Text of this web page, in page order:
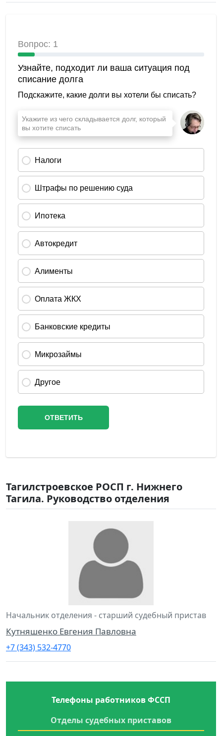
Тагилстроевское РОСП г. Нижнего
Тагила. Руководство отделения
Начальник отделения - старший судебный пристав
Кутняшенко Евгения Павловна
+7 (343) 532-4770
Телефоны работников ФССП
Отделы судебных приставов